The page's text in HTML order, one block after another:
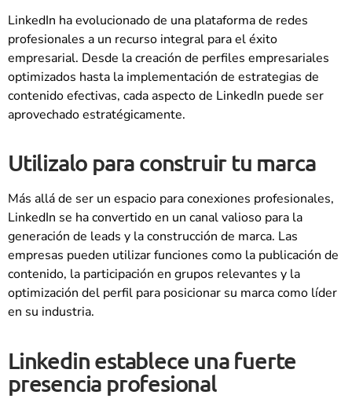
LinkedIn ha evolucionado de una plataforma de redes
profesionales a un recurso integral para el éxito
empresarial. Desde la creación de perfiles empresariales
optimizados hasta la implementación de estrategias de
contenido efectivas, cada aspecto de LinkedIn puede ser
aprovechado estratégicamente.
Utilizalo para construir tu marca
Más allá de ser un espacio para conexiones profesionales,
LinkedIn se ha convertido en un canal valioso para la
generación de leads y la construcción de marca. Las
empresas pueden utilizar funciones como la publicación de
contenido, la participación en grupos relevantes y la
optimización del perfil para posicionar su marca como líder
en su industria.
Linkedin establece una fuerte
presencia profesional